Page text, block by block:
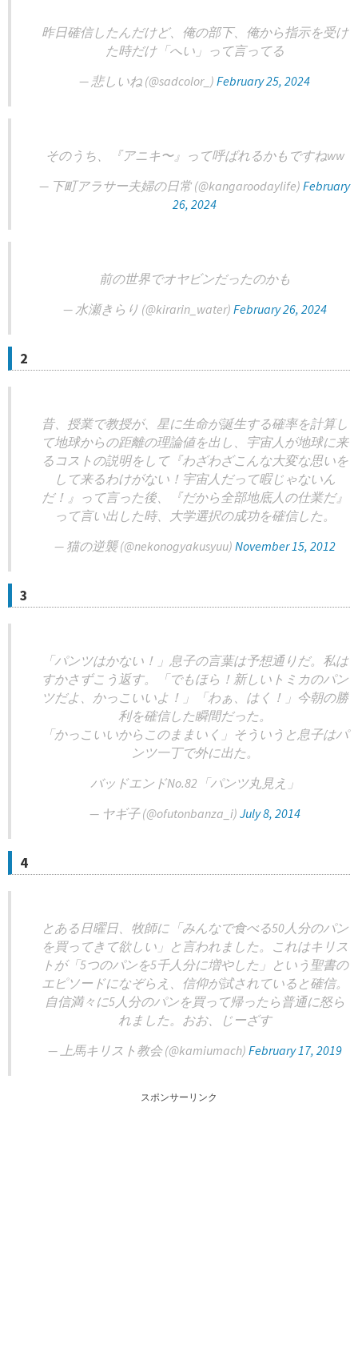
昨日確信したんだけど、俺の部下、俺から指示を受け
た時だけ「へい」って言ってる
— 悲しいね (@sadcolor_) February 25, 2024
そのうち、『アニキ〜』って呼ばれるかもですねww
— 下町アラサー夫婦の日常 (@kangaroodaylife) February
26, 2024
前の世界でオヤビンだったのかも
— 水瀬きらり (@kirarin_water) February 26, 2024
2
昔、授業で教授が、星に生命が誕生する確率を計算し
て地球からの距離の理論値を出し、宇宙人が地球に来
るコストの説明をして『わざわざこんな大変な思いを
して来るわけがない！宇宙人だって暇じゃないん
だ！』って言った後、『だから全部地底人の仕業だ』
って言い出した時、大学選択の成功を確信した。
— 猫の逆襲 (@nekonogyakusyuu) November 15, 2012
3
「パンツはかない！」息子の言葉は予想通りだ。私は
すかさずこう返す。「でもほら！新しいトミカのパン
ツだよ、かっこいいよ！」「わぁ、はく！」今朝の勝
利を確信した瞬間だった。
「かっこいいからこのままいく」そういうと息子はパ
ンツ一丁で外に出た。
バッドエンドNo.82「パンツ丸見え」
— ヤギ子 (@ofutonbanza_i) July 8, 2014
4
とある日曜日、牧師に「みんなで食べる50人分のパン
を買ってきて欲しい」と言われました。これはキリス
トが「5つのパンを5千人分に増やした」という聖書の
エピソードになぞらえ、信仰が試されていると確信。
自信満々に5人分のパンを買って帰ったら普通に怒ら
れました。おお、じーざす
— 上馬キリスト教会 (@kamiumach) February 17, 2019
スポンサーリンク